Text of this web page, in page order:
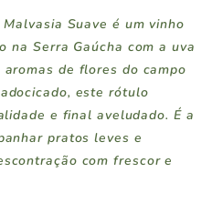
Suave é um vinho
na Serra Gaúcha com a uva
aromas de flores do campo
este rótulo
e final aveludado. É a
pratos leves e
com frescor e